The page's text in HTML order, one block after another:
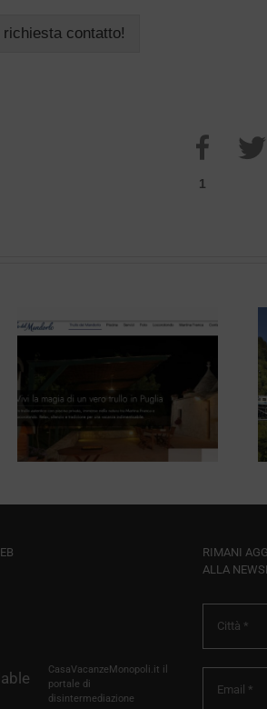
richiesta contatto!
1
Tour Operator Il
Girasole Viaggi
Milano
CasaVacanzeMonopoli.it il
portale di
disintermediazione
RIMANI
ALLA